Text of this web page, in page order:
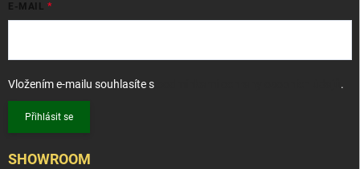
E-MAIL
Vložením e-mailu souhlasíte s .
Přihlásit se
SHOWROOM